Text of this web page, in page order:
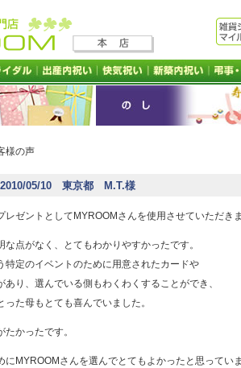
様の声
2010/05/10 東京都 M.T.様
レゼントとしてMYROOMさんを使用させていただき
な点がなく、とてもわかりやすかったです。
特定のイベントのために用意されたカードや
あり、選んでいる側もわくわくすることができ、
った母もとても喜んでいました。
かったです。
にMYROOMさんを選んでとてもよかったと思ってい